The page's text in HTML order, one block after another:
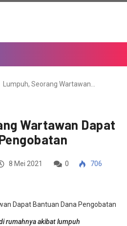
Lumpuh, Seorang Wartawan…
Wartawan Dapat
8 Mei 2021 0
706
rumahnya akibat lumpuh